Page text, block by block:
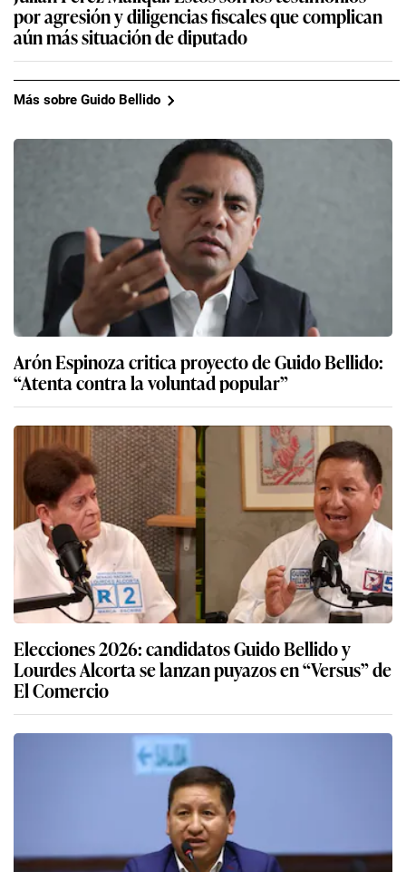
por agresión y diligencias fiscales que complican
aún más situación de diputado
Más sobre Guido Bellido
Arón Espinoza critica proyecto de Guido Bellido:
“Atenta contra la voluntad popular”
Elecciones 2026: candidatos Guido Bellido y
Lourdes Alcorta se lanzan puyazos en “Versus” de
El Comercio